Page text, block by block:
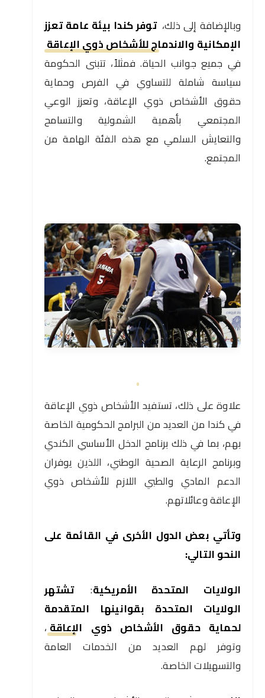
وبالإضافة إلى ذلك، توفر كندا بيئة عامة تعزز
الإمكانية والاندماج للأشخاص ذوي الإعاقة
في جميع جوانب الحياة. فمثلاً، تتبنى الحكومة
سياسة شاملة للتساوي في الفرص وحماية
حقوق الأشخاص ذوي الإعاقة، وتعزز الوعي
المجتمعي بأهمية الشمولية والتسامح
والتعايش السلمي مع هذه الفئة الهامة من
المجتمع.
علاوة على ذلك، تستفيد الأشخاص ذوي الإعاقة
في كندا من العديد من البرامج الحكومية الخاصة
بهم، بما في ذلك برنامج الدخل الأساسي الكندي
وبرنامج الرعاية الصحية الوطني، اللذين يوفران
الدعم المادي والطبي اللازم للأشخاص ذوي
الإعاقة وعائلاتهم.
وتأتي بعض الدول الأخرى في القائمة على
النحو التالي:
الولايات المتحدة الأمريكية:
تشتهر
الولايات المتحدة بقوانينها المتقدمة
لحماية حقوق الأشخاص ذوي الإعاقة،
وتوفر لهم العديد من الخدمات العامة
والتسهيلات الخاصة.